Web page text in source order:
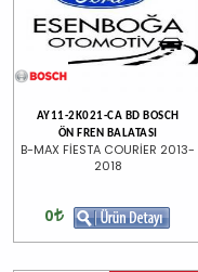
AY11-2K021-CA BD BOSCH
ÖN FREN BALATASI
B-MAX FİESTA COURİER 2013-
2018
0